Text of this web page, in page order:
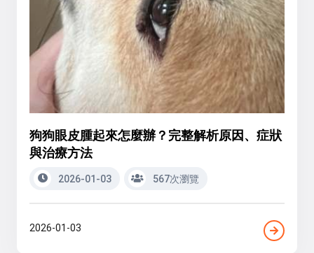
狗狗眼皮腫起來怎麼辦？完整解析原因、症狀
與治療方法
2026-01-03 567次瀏覽
2026-01-03